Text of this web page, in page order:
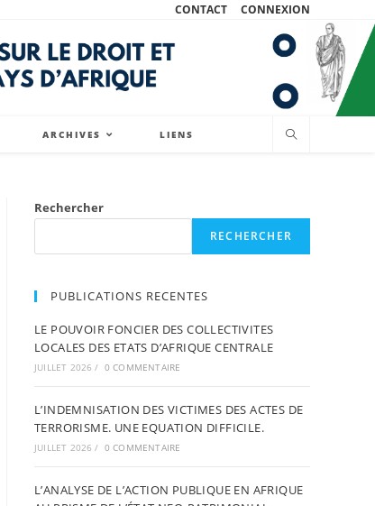
CONTACT CONNEXION
ARCHIVES LIENS
Rechercher
RECHERCHER
PUBLICATIONS RECENTES
LE POUVOIR FONCIER DES COLLECTIVITES
LOCALES DES ETATS D’AFRIQUE CENTRALE
JUILLET 2026 / 0 COMMENTAIRE
L’INDEMNISATION DES VICTIMES DES ACTES DE
TERRORISME. UNE EQUATION DIFFICILE.
JUILLET 2026 / 0 COMMENTAIRE
L’ANALYSE DE L’ACTION PUBLIQUE EN AFRIQUE